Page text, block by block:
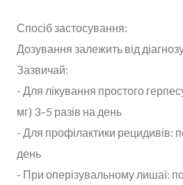
Спосіб застосування:
Дозування залежить від
Зазвичай:
- Для лікування простого
мг) 3–5 разів на день
- Для профілактики рецидивів:
день
- При оперізувальному лишаї: